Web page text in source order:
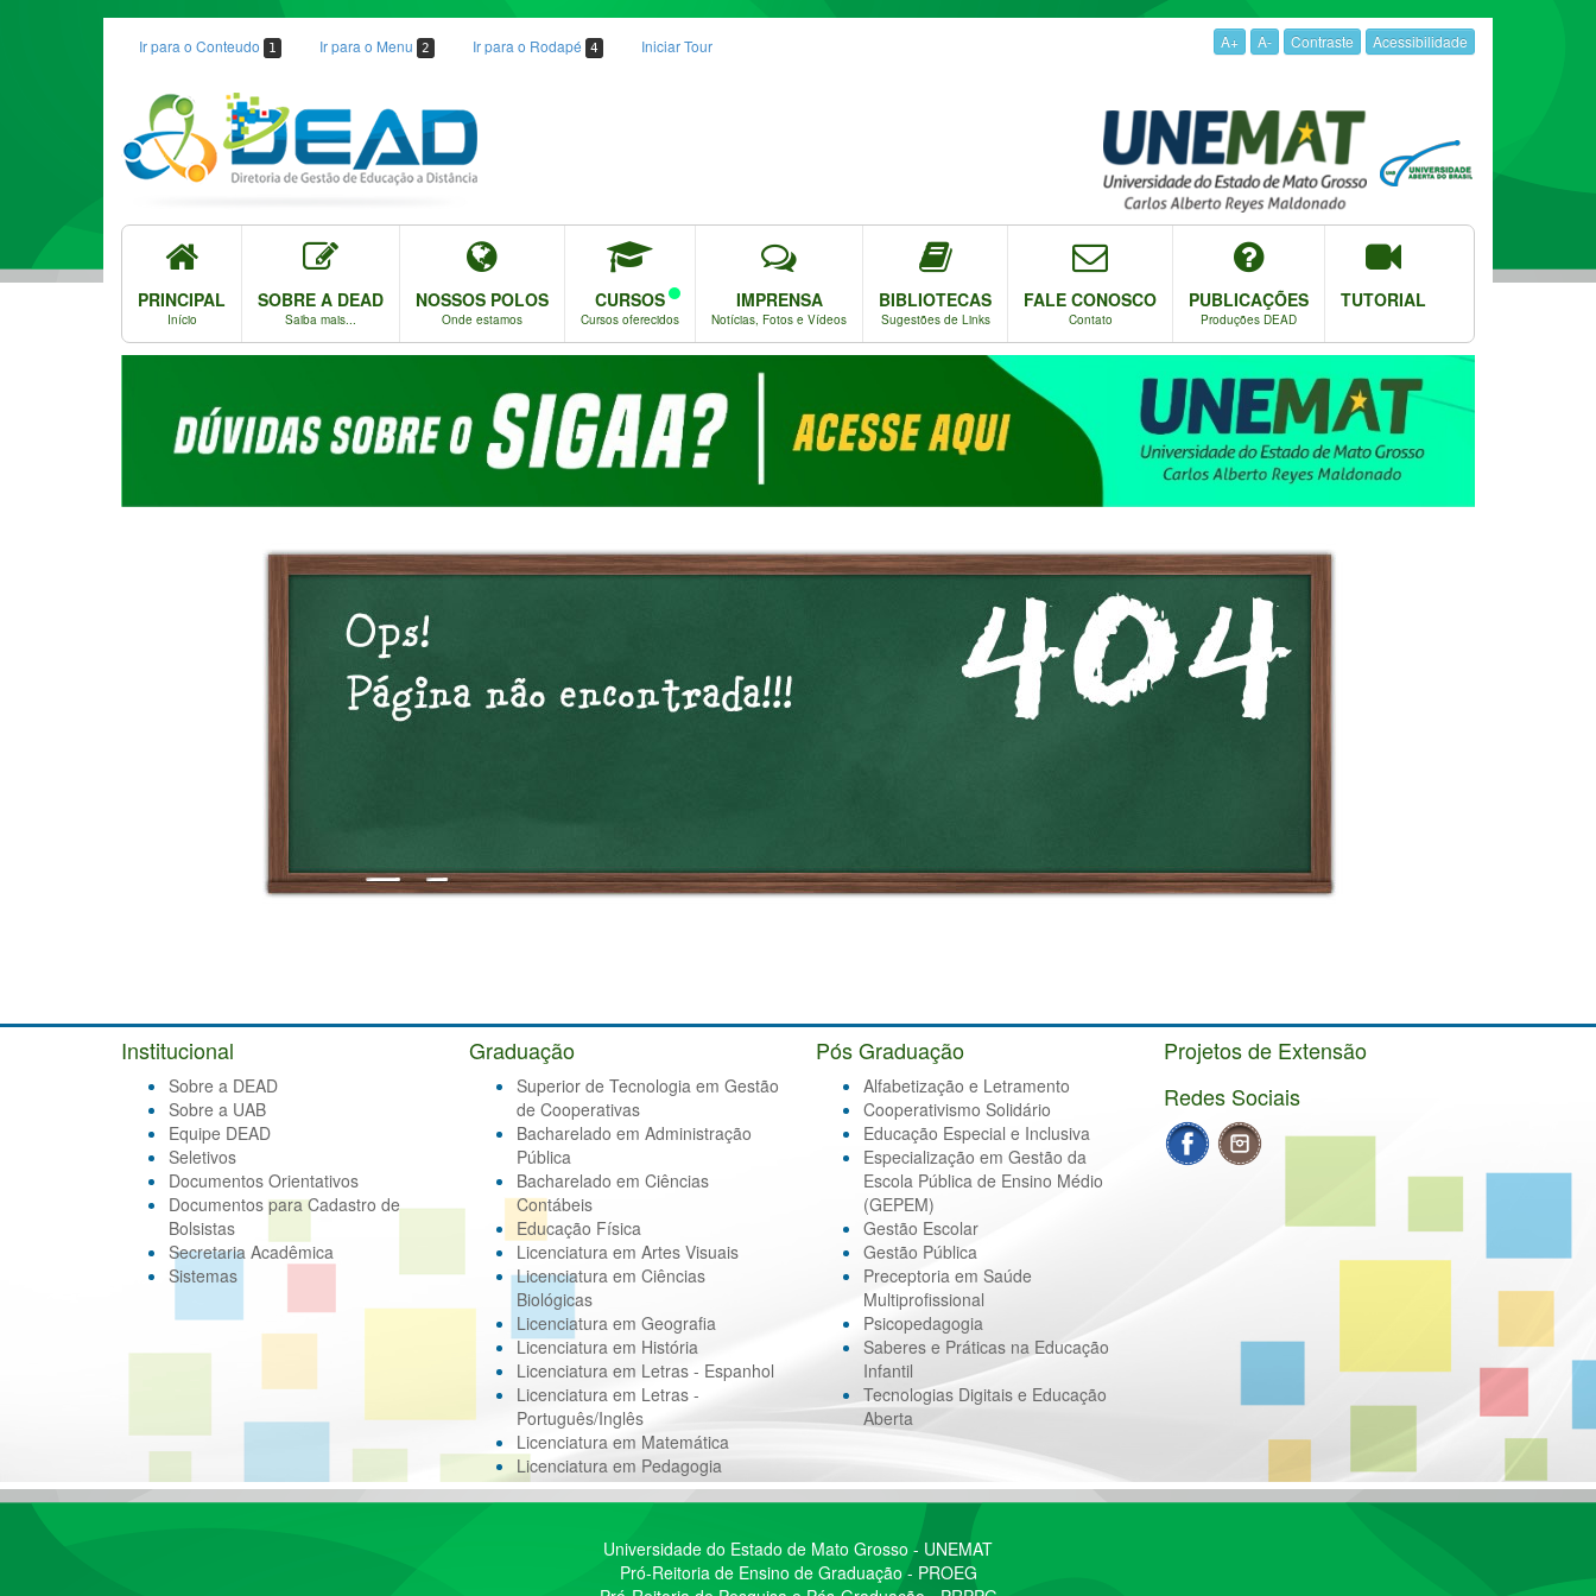
Ir para o Conteudo 1 Ir para o Menu 2 Ir para o Rodapé 4 Iniciar Tour A+ A- Contraste Acessibilidade
PRINCIPAL
Início
SOBRE A DEAD
Saiba mais...
NOSSOS POLOS
Onde estamos
CURSOS
Cursos oferecidos
IMPRENSA
Notícias, Fotos e Vídeos
BIBLIOTECAS
Sugestões de Links
FALE CONOSCO
Contato
PUBLICAÇÕES
Produções DEAD
TUTORIAL
Institucional
Sobre a DEAD
Sobre a UAB
Equipe DEAD
Seletivos
Documentos Orientativos
Documentos para Cadastro de
Bolsistas
Secretaria Acadêmica
Sistemas
Graduação
Superior de Tecnologia em Gestão
de Cooperativas
Bacharelado em Administração
Pública
Bacharelado em Ciências
Contábeis
Educação Física
Licenciatura em Artes Visuais
Licenciatura em Ciências
Biológicas
Licenciatura em Geografia
Licenciatura em História
Licenciatura em Letras - Espanhol
Licenciatura em Letras -
Português/Inglês
Licenciatura em Matemática
Licenciatura em Pedagogia
Pós Graduação
Alfabetização e Letramento
Cooperativismo Solidário
Educação Especial e Inclusiva
Especialização em Gestão da
Escola Pública de Ensino Médio
(GEPEM)
Gestão Escolar
Gestão Pública
Preceptoria em Saúde
Multiprofissional
Psicopedagogia
Saberes e Práticas na Educação
Infantil
Tecnologias Digitais e Educação
Aberta
Projetos de Extensão
Redes Sociais
Universidade do Estado de Mato Grosso - UNEMAT
Pró-Reitoria de Ensino de Graduação - PROEG